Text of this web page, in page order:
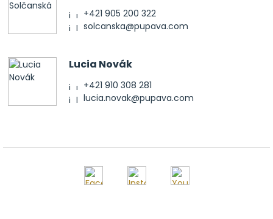
+421 905 200 322
solcanska@pupava.com
Lucia Novák
+421 910 308 281
lucia.novak@pupava.com